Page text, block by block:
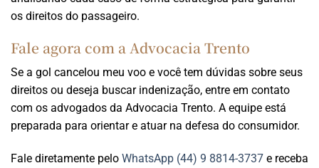
os direitos do passageiro.
Fale agora com a Advocacia Trento
Se a gol cancelou meu voo e você tem dúvidas sobre seus
direitos ou deseja buscar indenização, entre em contato
com os advogados da Advocacia Trento. A equipe está
preparada para orientar e atuar na defesa do consumidor.
Fale diretamente pelo WhatsApp (44) 9 8814-3737 e receba